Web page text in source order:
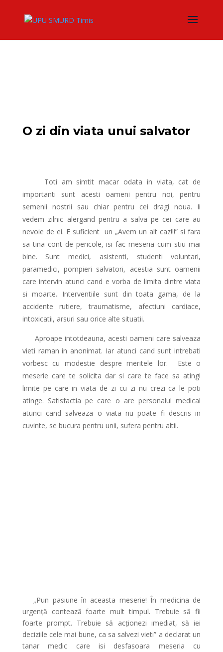
O zi din viata unui salvator
Toti am simtit macar odata in viata, cat de
importanti sunt acesti oameni pentru noi, pentru
semenii nostrii sau chiar pentru cei dragi noua. Ii
vedem zilnic alergand pentru a salva pe cei care au
nevoie de ei. E suficient un „Avem un alt caz!!!” si fara
sa tina cont de pericole, isi fac meseria cum stiu mai
bine. Sunt medici, asistenti, studenti voluntari,
paramedici, pompieri salvatori, acestia sunt oamenii
care intervin atunci cand e vorba de limita dintre viata
si moarte. Interventiile sunt din toata gama, de la
accidente rutiere, traumatisme, afectiuni cardiace,
intoxicatii, arsuri sau orice alte situatii.
Aproape intotdeauna, acesti oameni care salveaza
vieti raman in anonimat. Iar atunci cand sunt intrebati
vorbesc cu modestie despre meritele lor. Este o
meserie care te solicita dar si care te face sa atingi
limite pe care in viata de zi cu zi nu crezi ca le poti
atinge. Satisfactia pe care o are personalul medical
atunci cand salveaza o viata nu poate fi descris in
cuvinte, se bucura pentru unii, sufera pentru altii.
„Pun pasiune în aceasta meserie! În medicina de
urgență contează foarte mult timpul. Trebuie să fii
foarte prompt. Trebuie să acționezi imediat, să iei
deciziile cele mai bune, ca sa salvezi vieti” a declarat un
tanar medic care isi desfasoara meseria cu